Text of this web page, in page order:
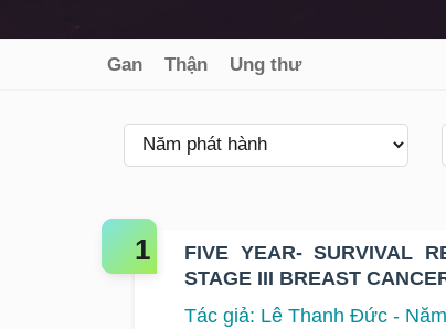
Gan Thận Ung thư
FIVE YEAR- SURVIVAL RESULTS
STAGE III BREAST
Tác giả: Lê Thanh Đức -